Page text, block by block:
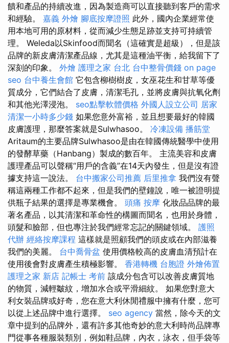
饋和產品的持續改進，因為製造商可以直接聽到客戶的需求
和經驗。 嘉義 外燴 腳底按摩證照 此外，國內企業經常使
用本地可用的原材料，從而減少生態足跡並支持可持續管
理。 Weleda以Skinfood而聞名（這確實是超級），但是該
品牌的新皮膚清潔產品線，尤其是這種油平衡，給我留下了
深刻的印象。 外燴 護理之家 台北 台中整骨價錢 on page
seo 台中養生會館 它包含柳樹樹皮，女巫花生和甘草等優
質成分，它們結合了皮膚，清潔毛孔，並將皮膚與抗氧化劑
和其他光澤浸泡。 seo點擊軟體價格 外國人設立公司 居家
清潔一小時多少錢 如果您意外富裕，並且想要最好的韓國
皮膚護理，那麼答案就是Sulwhasoo。 冷凍設備 播筋堂
Aritaum的主要品牌Sulwhasoo是由在韓國傳統醫學中使用
的發酵草藥（Hanbang）製成的數百年。 主流美容和皮膚
護理產品可以聲稱“用戶的含義”在14天內發生，但是沒有證
據支持這一說法。 台中搬家公司推薦 后里推拿 我們沒有聲
稱這兩種工作都不起來，但是我們的壁鐘說，唯一被證明提
供瓶子結果的選擇是專業機會。 頭痛 按摩 化妝品品牌的最
著名產品，以其清潔和革命性的構圖而聞名，也用於身體，
頭髮和臉部，但也專注於我們經常忘記的關鍵領域。 護照
代辦 經絡按摩課程 這樣就是照顧我們的頭皮或在內部滋養
我們的美麗。 台中喬骨盆 使用價格較高的皮膚血清預計在
使用後會對皮膚產生積極影響。 香港轉機 台胞證 外燴佈置
護理之家 新店 記帳士 考前 該成分包含可以改善皮膚質地
的物質，減輕皺紋，增加水合或平滑細紋。 如果您對意大
利女裝品牌或好奇，您在意大利休閒禮服中擁有什麼，您可
以從上述品牌中進行選擇。 seo agency 當然，除今天的文
章中提到的品牌外，還有許多其他奇妙的意大利時尚品牌專
門從事各種服裝類別，例如鞋品牌，內衣，泳衣，但手袋等